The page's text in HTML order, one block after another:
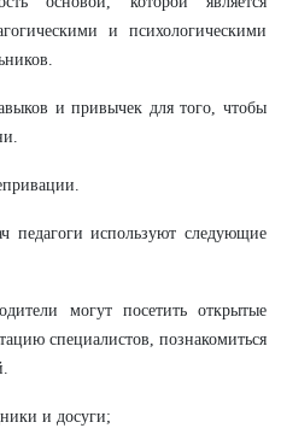
и психологическими
и привычек для того, чтобы
педагоги используют следующие
могут посетить открытые
специалистов, познакомиться
и досуги;